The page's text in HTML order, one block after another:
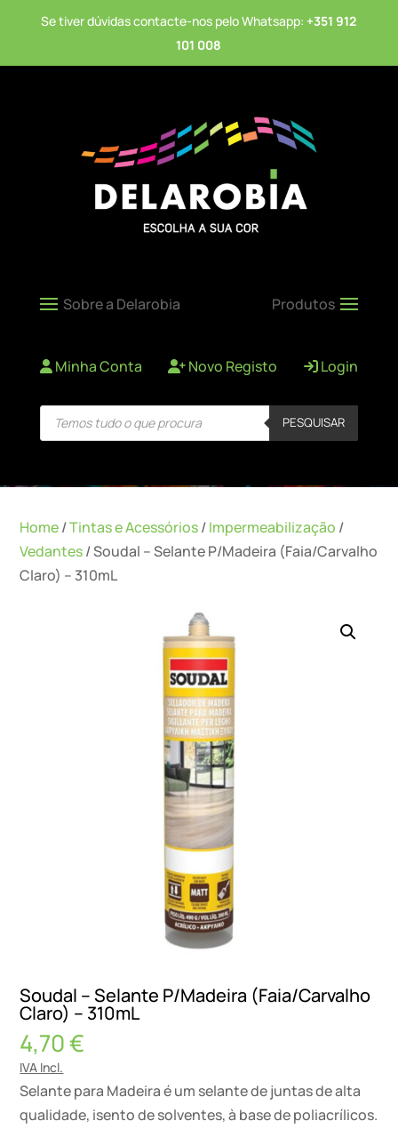
Se tiver dúvidas contacte-nos pelo Whatsapp: +351 912
101 008
Minha Conta Novo Registo Login
Products
search PESQUISAR
Home/Tintas e Acessórios/Impermeabilização /
Vedantes/ Soudal – Selante P/Madeira (Faia/Carvalho
Claro) – 310mL
Soudal – Selante P/Madeira (Faia/Carvalho
Claro) – 310mL
4,70€
IVA Incl.
Selante para Madeira é um selante de juntas de alta
qualidade, isento de solventes, à base de poliacrílicos.